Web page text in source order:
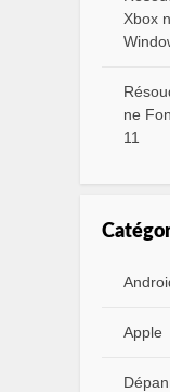
Xbox
ne
11
Apple